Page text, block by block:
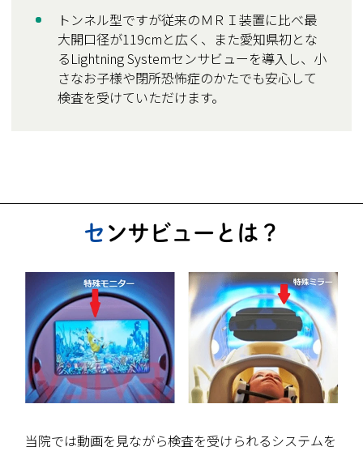
トンネル型ですが従来のＭＲＩ装置に比べ最
大開口径が119cmと広く、また愛知県初とな
るLightning Systemセンサビューを導入し、小
さなお子様や閉所恐怖症のかたでも安心して
検査を受けていただけます。
センサビューとは？
当院では動画を見ながら検査を受けられるシステムを